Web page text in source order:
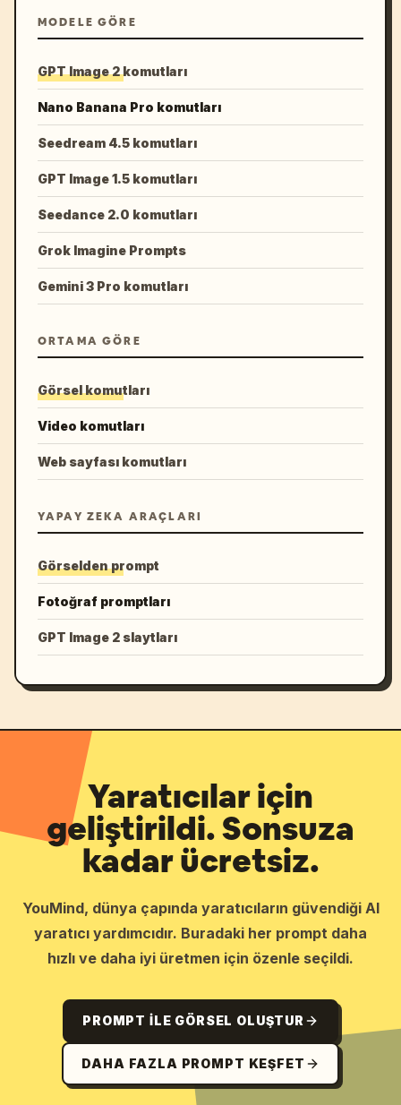
MODELE GÖRE
GPT Image 2 komutları
Nano Banana Pro komutları
Seedream 4.5 komutları
GPT Image 1.5 komutları
Seedance 2.0 komutları
Grok Imagine Prompts
Gemini 3 Pro komutları
ORTAMA GÖRE
Görsel komutları
Video komutları
Web sayfası komutları
YAPAY ZEKA ARAÇLARI
Görselden prompt
Fotoğraf promptları
GPT Image 2 slaytları
Yaratıcılar için
geliştirildi. Sonsuza
kadar ücretsiz.
YouMind, dünya çapında yaratıcıların güvendiği AI
yaratıcı yardımcıdır. Buradaki her prompt daha
hızlı ve daha iyi üretmen için özenle seçildi.
PROMPT ILE GÖRSEL OLUŞTUR
DAHA FAZLA PROMPT KEŞFET